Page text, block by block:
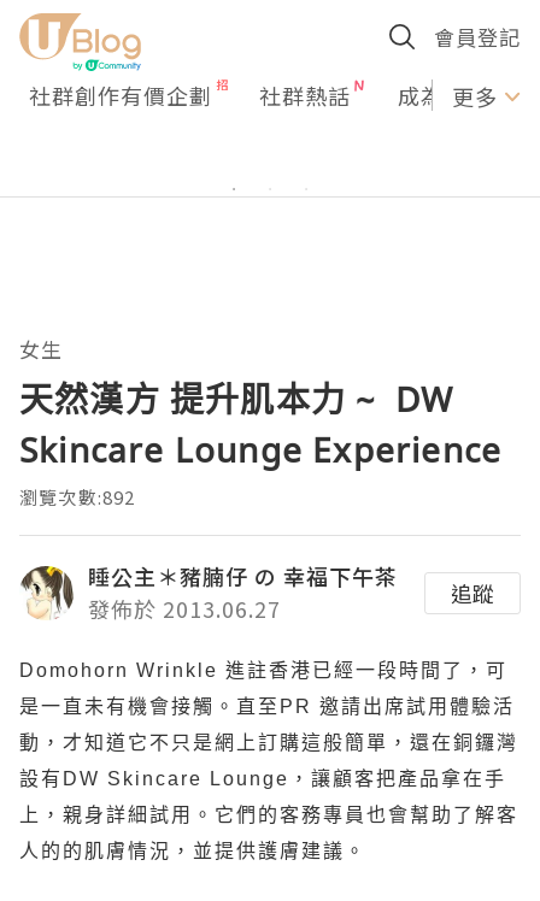
會員登記
社群創作有價企劃 社群熱話 成為U更多
女生
天然漢方 提升肌本力 ~ DW
Skincare Lounge Experience
瀏覽次數:892
睡公主＊豬腩仔 の 幸福下午茶
發佈於 2013.06.27
追蹤
Domohorn Wrinkle 進註香港已經一段時間了，可
是一直未有機會接觸。直至 PR 邀請出席試用體驗活
動，才知道它不只是網上訂購這般簡單，還在銅鑼灣
設有 DW Skincare Lounge ，讓顧客把產品拿在手
上，親身詳細試用。它們的客務專員也會幫助了解客
人的的肌膚情況，並提供護膚建議。